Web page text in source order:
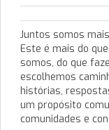
Juntos somos
Este é mais do
somos, do que
escolhemos
histórias,
um propósito
comunidades e